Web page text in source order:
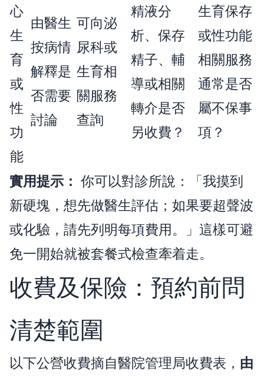
心
生
育
或
性
功
能
由醫生
按病情
解釋是
否需要
討論
可向泌
尿科或
生育相
關服務
查詢
精液分
析、保存
精子、輔
導或相關
轉介是否
另收費？
生育保存
或性功能
相關服務
通常是否
屬不保事
項？
實用提示： 你可以對診所說：「我摸到
新硬塊，想先做醫生評估；如果要超聲波
或化驗，請先列明每項費用。」這樣可避
免一開始就被套餐式檢查牽着走。
收費及保險：預約前問
清楚範圍
以下公營收費摘自醫院管理局收費表， 由